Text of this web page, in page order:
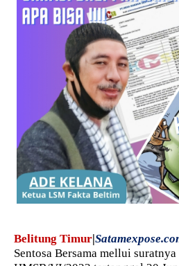
Belitung Timur|
Sentosa Bersama mellui